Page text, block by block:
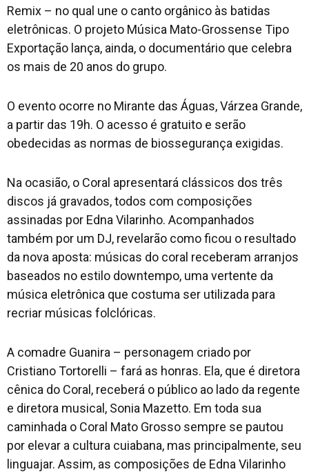
Remix – no qual une o canto orgânico às batidas
eletrônicas. O projeto Música Mato-Grossense Tipo
Exportação lança, ainda, o documentário que celebra
os mais de 20 anos do grupo.
O evento ocorre no Mirante das Águas, Várzea Grande,
a partir das 19h. O acesso é gratuito e serão
obedecidas as normas de biossegurança exigidas.
Na ocasião, o Coral apresentará clássicos dos três
discos já gravados, todos com composições
assinadas por Edna Vilarinho. Acompanhados
também por um DJ, revelarão como ficou o resultado
da nova aposta: músicas do coral receberam arranjos
baseados no estilo downtempo, uma vertente da
música eletrônica que costuma ser utilizada para
recriar músicas folclóricas.
A comadre Guanira – personagem criado por
Cristiano Tortorelli – fará as honras. Ela, que é diretora
cênica do Coral, receberá o público ao lado da regente
e diretora musical, Sonia Mazetto. Em toda sua
caminhada o Coral Mato Grosso sempre se pautou
por elevar a cultura cuiabana, mas principalmente, seu
linguajar. Assim, as composições de Edna Vilarinho